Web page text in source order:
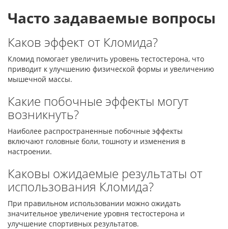
Часто задаваемые вопросы
Каков эффект от Кломида?
Кломид помогает увеличить уровень тестостерона, что
приводит к улучшению физической формы и увеличению
мышечной массы.
Какие побочные эффекты могут
возникнуть?
Наиболее распространенные побочные эффекты
включают головные боли, тошноту и изменения в
настроении.
Каковы ожидаемые результаты от
использования Кломида?
При правильном использовании можно ожидать
значительное увеличение уровня тестостерона и
улучшение спортивных результатов.